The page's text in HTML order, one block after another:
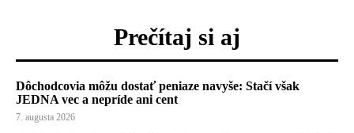
Prečítaj si aj
Dôchodcovia môžu dostať peniaze navyše: Stačí však
JEDNA vec a nepríde ani cent
7. augusta 2026